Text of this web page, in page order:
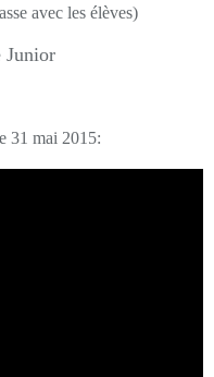
avec les élèves)
31 mai 2015: